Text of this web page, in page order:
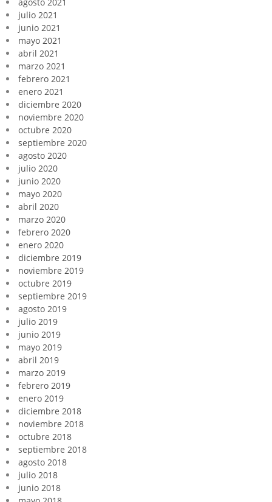
julio 2021
junio 2021
mayo 2021
abril 2021
marzo 2021
febrero 2021
enero 2021
diciembre 2020
noviembre 2020
octubre 2020
septiembre 2020
agosto 2020
julio 2020
junio 2020
mayo 2020
abril 2020
marzo 2020
febrero 2020
enero 2020
diciembre 2019
noviembre 2019
octubre 2019
septiembre 2019
agosto 2019
julio 2019
junio 2019
mayo 2019
abril 2019
marzo 2019
febrero 2019
enero 2019
diciembre 2018
noviembre 2018
octubre 2018
septiembre 2018
agosto 2018
julio 2018
junio 2018